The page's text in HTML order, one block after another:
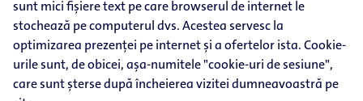
sunt mici fișiere text pe care browserul de internet le
stochează pe computerul dvs. Acestea servesc la
optimizarea prezenței pe internet și a ofertelor ista. Cookie-
urile sunt, de obicei, așa-numitele "cookie-uri de sesiune",
care sunt șterse după încheierea vizitei dumneavoastră pe